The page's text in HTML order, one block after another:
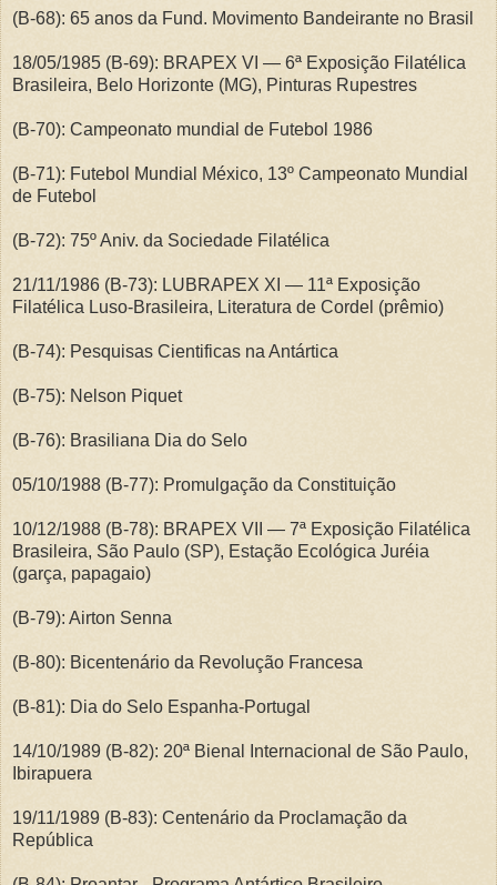
(B-68): 65 anos da Fund. Movimento Bandeirante no Brasil
18/05/1985 (B-69): BRAPEX VI — 6ª Exposição Filatélica
Brasileira, Belo Horizonte (MG), Pinturas Rupestres
(B-70): Campeonato mundial de Futebol 1986
(B-71): Futebol Mundial México, 13º Campeonato Mundial
de Futebol
(B-72): 75º Aniv. da Sociedade Filatélica
21/11/1986 (B-73): LUBRAPEX XI — 11ª Exposição
Filatélica Luso-Brasileira, Literatura de Cordel (prêmio)
(B-74): Pesquisas Cientificas na Antártica
(B-75): Nelson Piquet
(B-76): Brasiliana Dia do Selo
05/10/1988 (B-77): Promulgação da Constituição
10/12/1988 (B-78): BRAPEX VII — 7ª Exposição Filatélica
Brasileira, São Paulo (SP), Estação Ecológica Juréia
(garça, papagaio)
(B-79): Airton Senna
(B-80): Bicentenário da Revolução Francesa
(B-81): Dia do Selo Espanha-Portugal
14/10/1989 (B-82): 20ª Bienal Internacional de São Paulo,
Ibirapuera
19/11/1989 (B-83): Centenário da Proclamação da
República